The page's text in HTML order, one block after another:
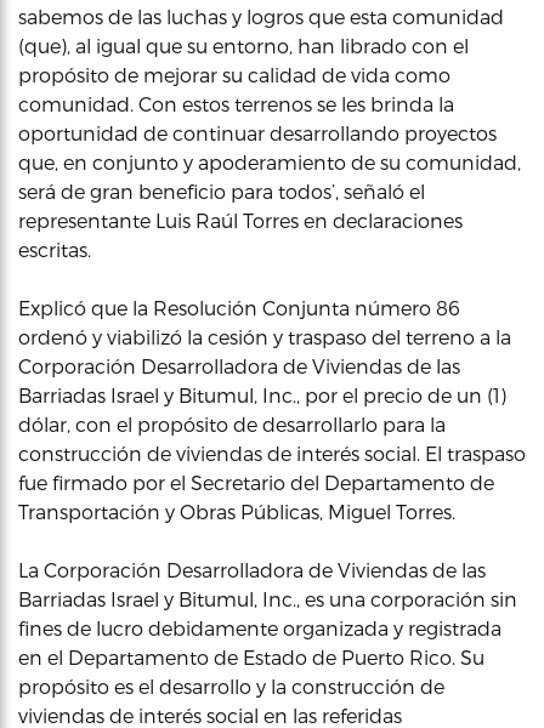
sabemos de las luchas y logros que esta comunidad
(que), al igual que su entorno, han librado con el
propósito de mejorar su calidad de vida como
comunidad. Con estos terrenos se les brinda la
oportunidad de continuar desarrollando proyectos
que, en conjunto y apoderamiento de su comunidad,
será de gran beneficio para todos’, señaló el
representante Luis Raúl Torres en declaraciones
escritas.
Explicó que la Resolución Conjunta número 86
ordenó y viabilizó la cesión y traspaso del terreno a la
Corporación Desarrolladora de Viviendas de las
Barriadas Israel y Bitumul, Inc., por el precio de un (1)
dólar, con el propósito de desarrollarlo para la
construcción de viviendas de interés social. El traspaso
fue firmado por el Secretario del Departamento de
Transportación y Obras Públicas, Miguel Torres.
La Corporación Desarrolladora de Viviendas de las
Barriadas Israel y Bitumul, Inc., es una corporación sin
fines de lucro debidamente organizada y registrada
en el Departamento de Estado de Puerto Rico. Su
propósito es el desarrollo y la construcción de
viviendas de interés social en las referidas